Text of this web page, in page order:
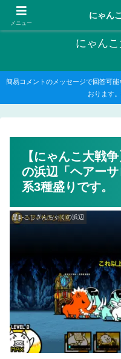
にゃんこ大戦争の攻略がメイン
にゃん
簡易コメントのメッセージで回答可
おります
【にゃんこ大戦
の浜辺「ヘアー
系3種盛りです。
星1-こしぎんちゃくの浜辺
メニュー
にゃん